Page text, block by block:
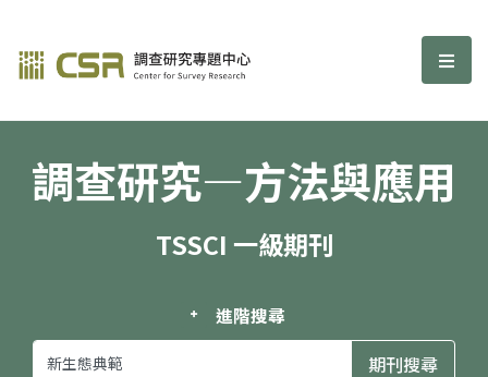
調查研究—方法與應用期刊 選
調查研究—方法與應用
TSSCI 一級期刊
進階搜尋